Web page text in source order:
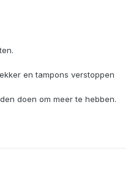
en tampons verstoppen
doen om meer te hebben.